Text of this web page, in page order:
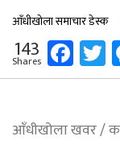
आँधीखोला समाचार डेस्क
143
Shares
आँधीखोला खवर /